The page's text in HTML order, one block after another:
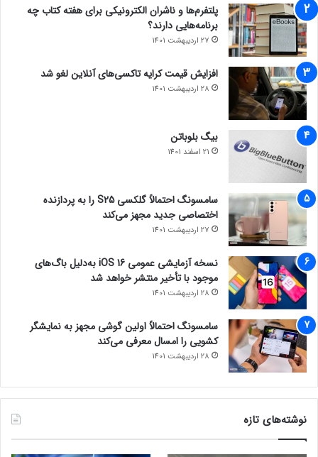
پلتفرم‌ها و ناشران الکترونیکی برای هفته کتاب چه
برنامه‌هایی دارند؟
27 اردیبهشت 1401
افزایش قیمت کرایه تاکسی‌های آنلاین لغو شد
28 اردیبهشت 1401
بیگ بلوباتن
21 اسفند 1401
سامسونگ احتمالاً گلکسی S25 را به پردازنده
اختصاصی جدید مجهز می‌کند
27 اردیبهشت 1401
نسخه آزمایشی عمومی iOS 16 به‌دلیل باگ‌های
موجود با تأخیر منتشر خواهد شد
28 اردیبهشت 1401
سامسونگ احتمالاً اولین گوشی مجهز به نمایشگر
کشویی را امسال معرفی می‌کند
28 اردیبهشت 1401
نوشته‌های تازه